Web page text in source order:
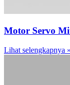
Motor Servo
Lihat selengkapnya »